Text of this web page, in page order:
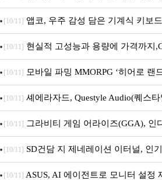
니터·스마트 펫 침대 기부
[10/11] 앱코, 우주 감성 담은 기계식 키보
브랜드데이 기획전 진행
[10/11] 현실적 고성능과 용량에 가격까지
M.2 NVMe 디앤디컴 1TB
[10/11] 모바일 파밍 MMORPG ‘히어로 랜
[10/11] 셰에라자드, Questyle Audio(퀘스
내 정식 출시
[10/11] 그라비티 게임 어라이즈(GGA), 인
던전 13’ 참가!
[10/11] SD건담 지 제네레이션 이터널, 인
아의 용사’ 재개최 및 풍성한 기념 이벤
[10/11] ASUS, AI 에이전트로 모니터 설정